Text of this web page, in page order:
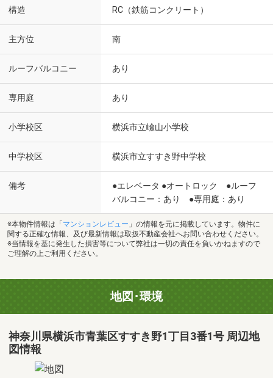
構造 RC（鉄筋コンクリート）
主方位 南
ルーフバルコニー あり
専用庭 あり
小学校区 横浜市立嶮山小学校
中学校区 横浜市立すすき野中学校
備考
●エレベータ ●オートロック ●ルーフ
バルコニー：あり ●専用庭：あり
※本物件情報は「 マンションレビュー 」の情報を元に掲載しています。物件に
関する正確な情報、及び最新情報は取扱不動産会社へお問い合わせください。
※当情報を基に発生した損害等について弊社は一切の責任を負いかねますので
ご理解の上ご利用ください。
地図･環境
神奈川県横浜市青葉区すすき野1丁目3番1号 周辺地
図情報